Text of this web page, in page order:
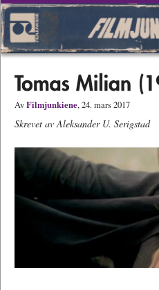
AvFilmjunkiene, 24. mars 2017
Skrevet av Aleksander U. Serigstad